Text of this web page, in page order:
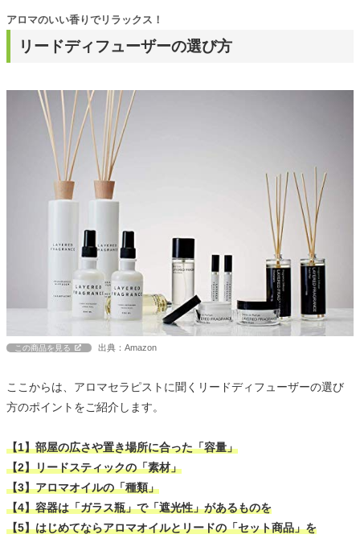
リードディフューザーの選び方
アロマのいい香りでリラックス！
この商品を見る 出典：Amazon
ここからは、アロマセラピストに聞くリードディフューザーの選び
方のポイントをご紹介します。
【1】部屋の広さや置き場所に合った「容量」
【2】リードスティックの「素材」
【3】アロマオイルの「種類」
【4】容器は「ガラス瓶」で「遮光性」があるものを
【5】はじめてならアロマオイルとリードの「セット商品」を